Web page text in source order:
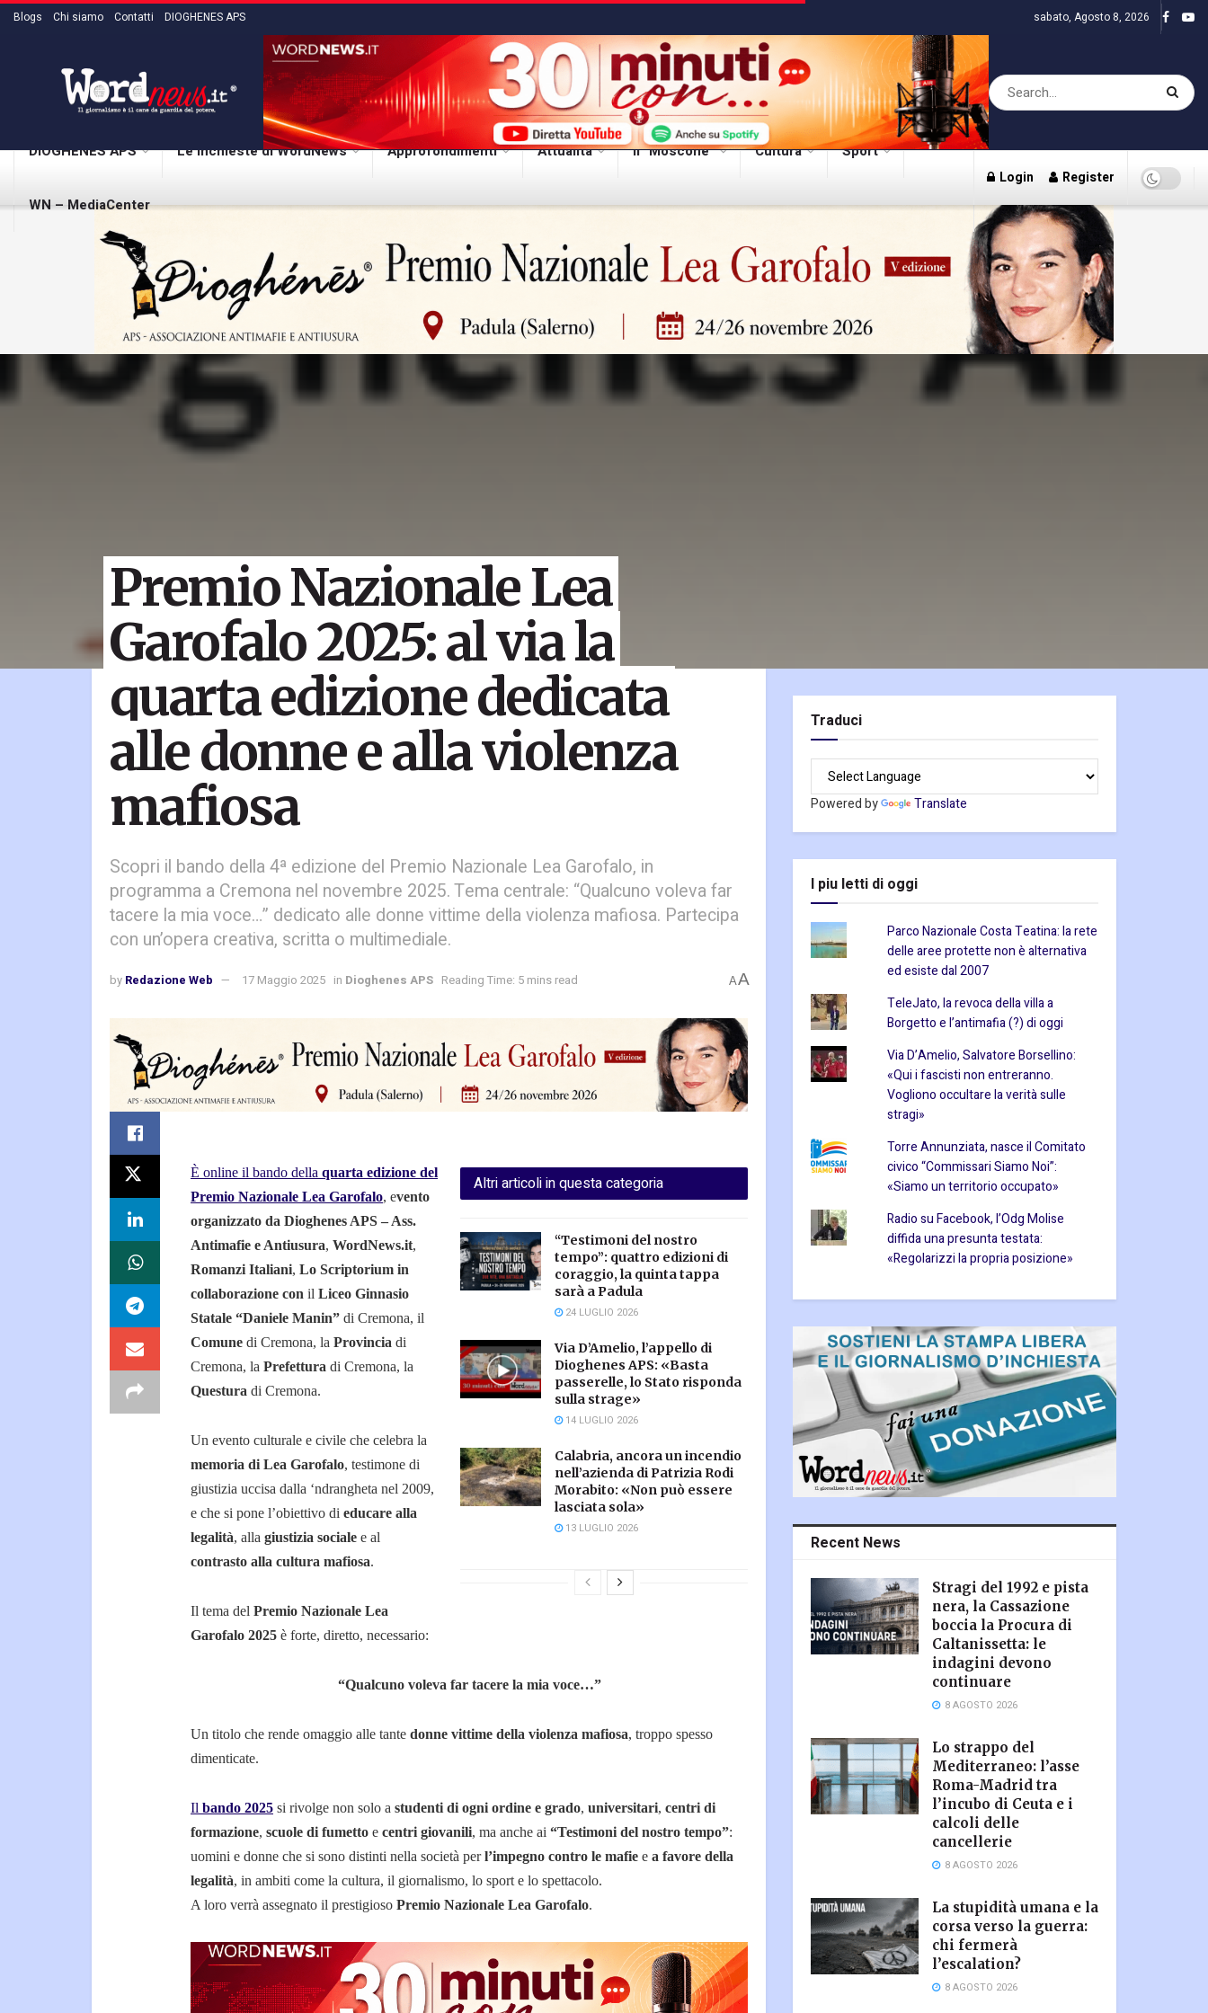
Blogs Chi siamo Contatti DIOGHENES APS sabato, Agosto 8, 2026
DIOGHENES APS Le inchieste di WordNews Approfondimenti Attualità Il “Moscone” Cultura Sport
WN – MediaCenter
Login Register
Premio Nazionale Lea
Garofalo 2025: al via la
quarta edizione dedicata
alle donne e alla violenza
mafiosa
Scopri il bando della 4ª edizione del Premio Nazionale Lea Garofalo, in
programma a Cremona nel novembre 2025. Tema centrale: “Qualcuno voleva far
tacere la mia voce…” dedicato alle donne vittime della violenza mafiosa. Partecipa
con un’opera creativa, scritta o multimediale.
by Redazione Web 17 Maggio 2025 in Dioghenes APS Reading Time: 5 mins read AA
Altri articoli in questa categoria
“Testimoni del nostro
tempo”: quattro edizioni di
coraggio, la quinta tappa
sarà a Padula
24 LUGLIO 2026
Via D’Amelio, l’appello di
Dioghenes APS: «Basta
passerelle, lo Stato risponda
sulla strage»
14 LUGLIO 2026
Calabria, ancora un incendio
nell’azienda di Patrizia Rodi
Morabito: «Non può essere
lasciata sola»
13 LUGLIO 2026
È online il bando della quarta edizione del
Premio Nazionale Lea Garofalo, evento
organizzato da Dioghenes APS – Ass.
Antimafie e Antiusura, WordNews.it,
Romanzi Italiani, Lo Scriptorium in
collaborazione con il Liceo Ginnasio
Statale “Daniele Manin” di Cremona, il
Comune di Cremona, la Provincia di
Cremona, la Prefettura di Cremona, la
Questura di Cremona.
Un evento culturale e civile che celebra la
memoria di Lea Garofalo, testimone di
giustizia uccisa dalla ‘ndrangheta nel 2009,
e che si pone l’obiettivo di educare alla
legalità, alla giustizia sociale e al
contrasto alla cultura mafiosa.
Il tema del Premio Nazionale Lea
Garofalo 2025 è forte, diretto, necessario:
“Qualcuno voleva far tacere la mia voce…”
Un titolo che rende omaggio alle tante donne vittime della violenza mafiosa, troppo spesso
dimenticate.
Il bando 2025 si rivolge non solo a studenti di ogni ordine e grado, universitari, centri di
formazione, scuole di fumetto e centri giovanili, ma anche ai “Testimoni del nostro tempo”:
uomini e donne che si sono distinti nella società perl’impegno contro le mafie e a favore della
legalità, in ambiti come la cultura, il giornalismo, lo sport e lo spettacolo.
A loro verrà assegnato il prestigioso Premio Nazionale Lea Garofalo.
Traduci
Powered by Translate
I piu letti di oggi
Parco Nazionale Costa Teatina: la rete
delle aree protette non è alternativa
ed esiste dal 2007
TeleJato, la revoca della villa a
Borgetto e l’antimafia (?) di oggi
Via D’Amelio, Salvatore Borsellino:
«Qui i fascisti non entreranno.
Vogliono occultare la verità sulle
stragi»
Torre Annunziata, nasce il Comitato
civico “Commissari Siamo Noi”:
«Siamo un territorio occupato»
Radio su Facebook, l’Odg Molise
diffida una presunta testata:
«Regolarizzi la propria posizione»
Recent News
Stragi del 1992 e pista
nera, la Cassazione
boccia la Procura di
Caltanissetta: le
indagini devono
continuare
8 AGOSTO 2026
Lo strappo del
Mediterraneo: l’asse
Roma-Madrid tra
l’incubo di Ceuta e i
calcoli delle
cancellerie
8 AGOSTO 2026
La stupidità umana e la
corsa verso la guerra:
chi fermerà
l’escalation?
8 AGOSTO 2026